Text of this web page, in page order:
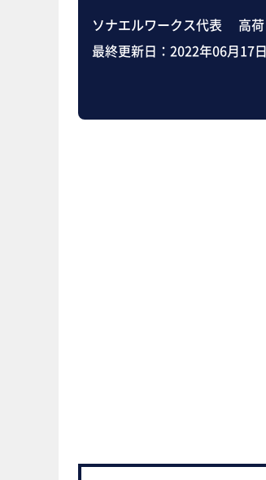
ソナエルワークス代表 高荷
最終更新日： 2022年06月17日